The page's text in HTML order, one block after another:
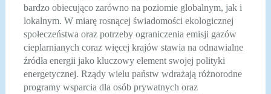
bardzo obiecująco zarówno na poziomie globalnym, jak i
lokalnym. W miarę rosnącej świadomości ekologicznej
społeczeństwa oraz potrzeby ograniczenia emisji gazów
cieplarnianych coraz więcej krajów stawia na odnawialne
źródła energii jako kluczowy element swojej polityki
energetycznej. Rządy wielu państw wdrażają różnorodne
programy wsparcia dla osób prywatnych oraz